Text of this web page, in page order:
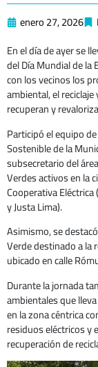
enero 27, 2026
En el día de ayer se
del Día Mundial de la
con los vecinos los
ambiental, el
recuperan y
Participó el equipo
Sostenible de la
subsecretario del
Verdes activos en la
Cooperativa
y Justa Lima).
Asimismo, se
Verde destinado a la
ubicado en calle
Durante la jornada
ambientales que
en la zona céntrica
residuos eléctricos y
recuperación de